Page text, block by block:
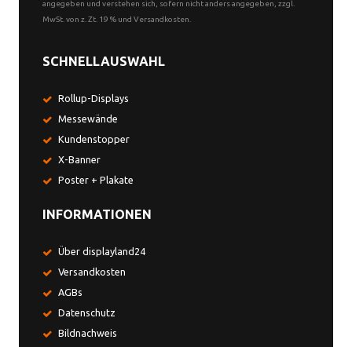
angegeben und verstehen sich, sofern nicht anders angegeben, zzgl.
MwSt. von z. Zt. 19 % und Versandkosten.
SCHNELLAUSWAHL
Rollup-Displays
Messewände
Kundenstopper
X-Banner
Poster + Plakate
INFORMATIONEN
Über displayland24
Versandkosten
AGBs
Datenschutz
Bildnachweis